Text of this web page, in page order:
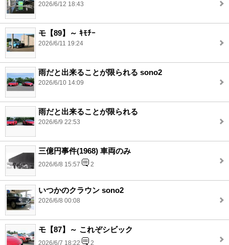
2026/6/12 18:43
モ【89】～ ｷﾓﾁｰ
2026/6/11 19:24
雨だと出来ることが限られる sono2
2026/6/10 14:09
雨だと出来ることが限られる
2026/6/9 22:53
三億円事件(1968) 車両のみ
2026/6/8 15:57 2
いつかのクラウン sono2
2026/6/8 00:08
モ【87】～ これぞシビック
2026/6/7 18:22 2